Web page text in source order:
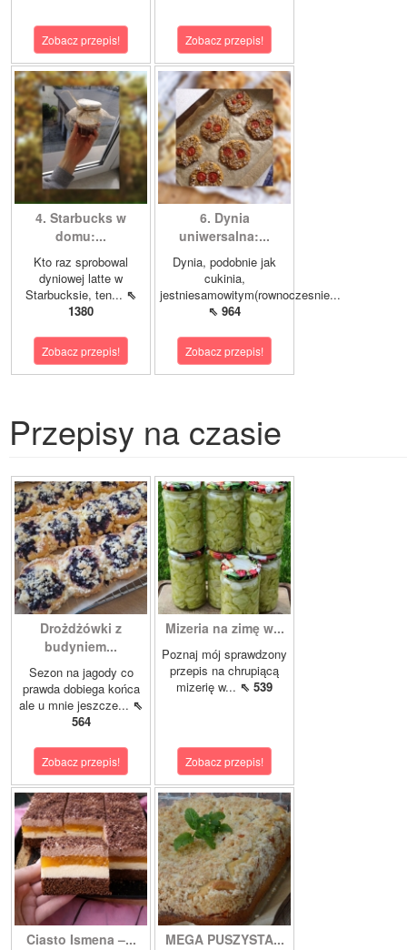
Zobacz przepis! Zobacz przepis!
4. Starbucks w
domu:...
Kto raz sprobowal
dyniowej latte w
Starbucksie, ten... ⇖
1380
Zobacz przepis!
6. Dynia
uniwersalna:...
Dynia, podobnie jak
cukinia,
jestniesamowitym(rownoczesnie...
⇖ 964
Zobacz przepis!
Przepisy na czasie
Drożdżówki z
budyniem...
Sezon na jagody co
prawda dobiega końca
ale u mnie jeszcze... ⇖
564
Zobacz przepis!
Mizeria na zimę w...
Poznaj mój sprawdzony
przepis na chrupiącą
mizerię w... ⇖ 539
Zobacz przepis!
Ciasto Ismena –... MEGA PUSZYSTA...